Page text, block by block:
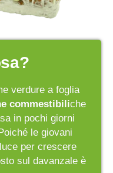
verdure a foglia
commestibiliche
in pochi giorni
le giovani
per crescere
sul davanzale è